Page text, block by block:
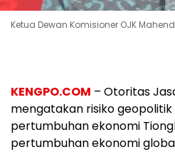
Ketua Dewan Komisioner OJK
KENGPO.COM – Otoritas
mengatakan risiko
pertumbuhan ekonomi
pertumbuhan ekonomi